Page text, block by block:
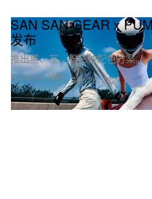
Footwear 球鞋
SAN SAN GEAR x
发布
推出黑、灰、粉三种配色方案。
Sep 26, 2024